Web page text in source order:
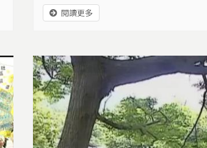
行912抗爭行動，宣示抵抗迫遷樂生的
樂生的危機，不只是地面房舍的保存，
閱讀更多